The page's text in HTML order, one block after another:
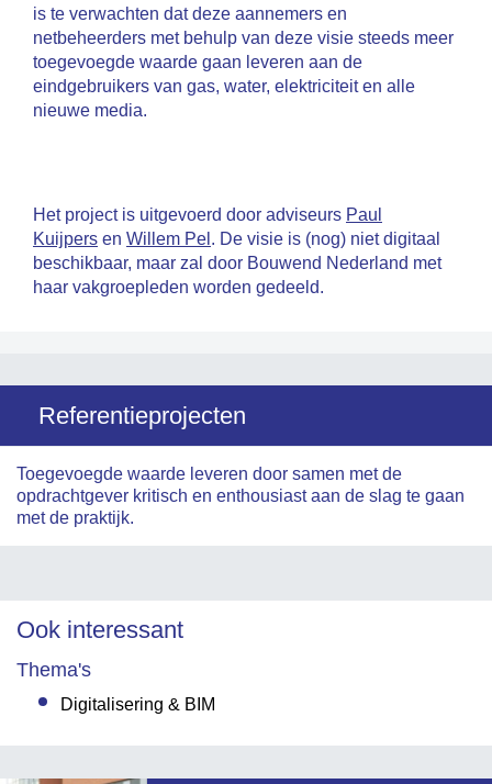
is te verwachten dat deze aannemers en
netbeheerders met behulp van deze visie steeds meer
toegevoegde waarde gaan leveren aan de
eindgebruikers van gas, water, elektriciteit en alle
nieuwe media.
Het project is uitgevoerd door adviseurs Paul
Kuijpers en Willem Pel . De visie is (nog) niet digitaal
beschikbaar, maar zal door Bouwend Nederland met
haar vakgroepleden worden gedeeld.
Referentieprojecten
Toegevoegde waarde leveren door samen met de
opdrachtgever kritisch en enthousiast aan de slag te gaan
met de praktijk.
Ook interessant
Thema's
Digitalisering & BIM